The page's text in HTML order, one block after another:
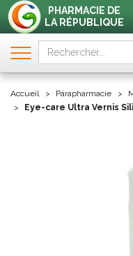
PHARMACIE DE
LA RÉPUBLIQUE
Accueil Parapharmacie
Eye-care Ultra Vernis